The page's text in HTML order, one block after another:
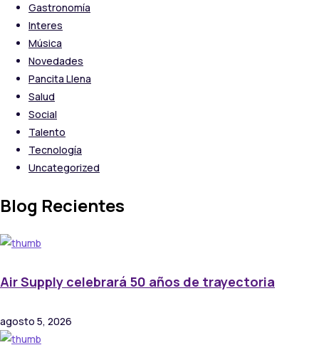
Gastronomía
Interes
Música
Novedades
Pancita Llena
Salud
Social
Talento
Tecnología
Uncategorized
Blog Recientes
Air Supply celebrará 50 años de trayectoria
agosto 5, 2026